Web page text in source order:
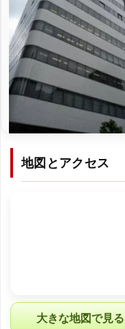
地図とアクセス
大きな地図で見る